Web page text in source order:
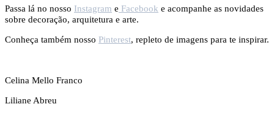
Passa lá no nosso Instagram e Facebook e acompanhe as novidades
sobre decoração, arquitetura e arte.
Conheça também nosso Pinterest, repleto de imagens para te inspirar.
Celina Mello Franco
Liliane Abreu